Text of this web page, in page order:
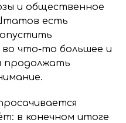
и общественное
есть
что-то большее и
продолжать
в конечном итоге